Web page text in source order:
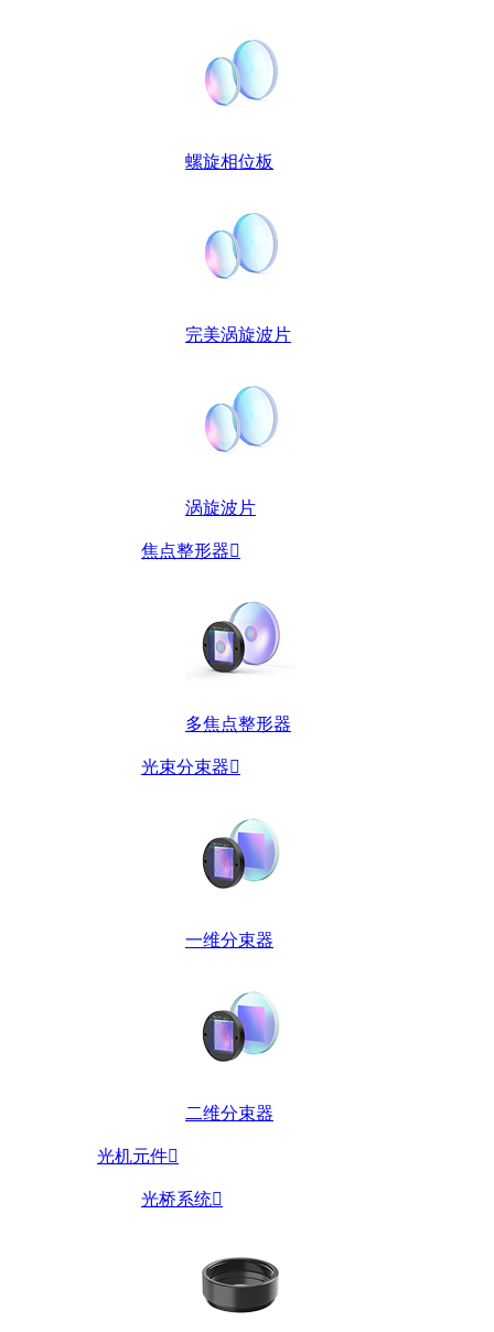
螺旋相位板
完美涡旋波片
涡旋波片
焦点整形器
多焦点整形器
光束分束器
一维分束器
二维分束器
光机元件
光桥系统